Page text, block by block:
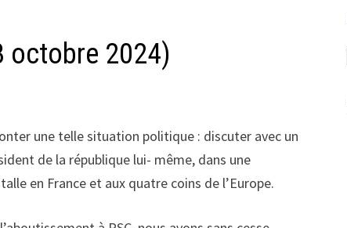
octobre 2024)
une telle situation politique : discuter avec un
de la république lui- même, dans une
en France et aux quatre coins de l’Europe.